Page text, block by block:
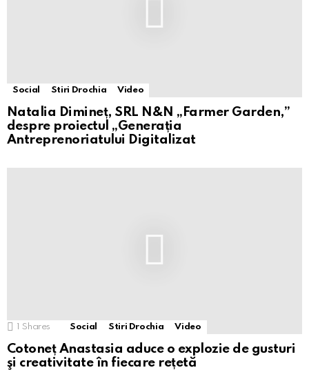
Social Stiri Drochia Video
Natalia Dimineț, SRL N&N „Farmer Garden,”
despre proiectul „Generația
Antreprenoriatului Digitalizat
1 Shares Social Stiri Drochia Video
Cotoneț Anastasia aduce o explozie de gusturi
şi creativitate în fiecare rețetă